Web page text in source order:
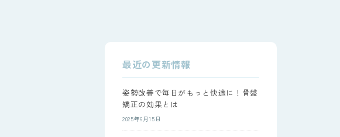
最近の更新情報
姿勢改善で毎日がもっと快適に！骨盤
矯正の効果とは
2025年6月15日